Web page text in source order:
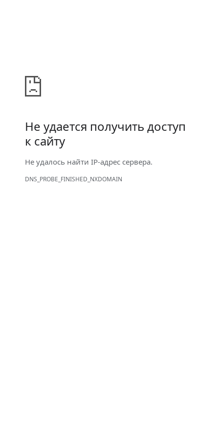
Не удается получить доступ
к сайту
Не удалось найти IP-адрес сервера.
DNS_PROBE_FINISHED_NXDOMAIN